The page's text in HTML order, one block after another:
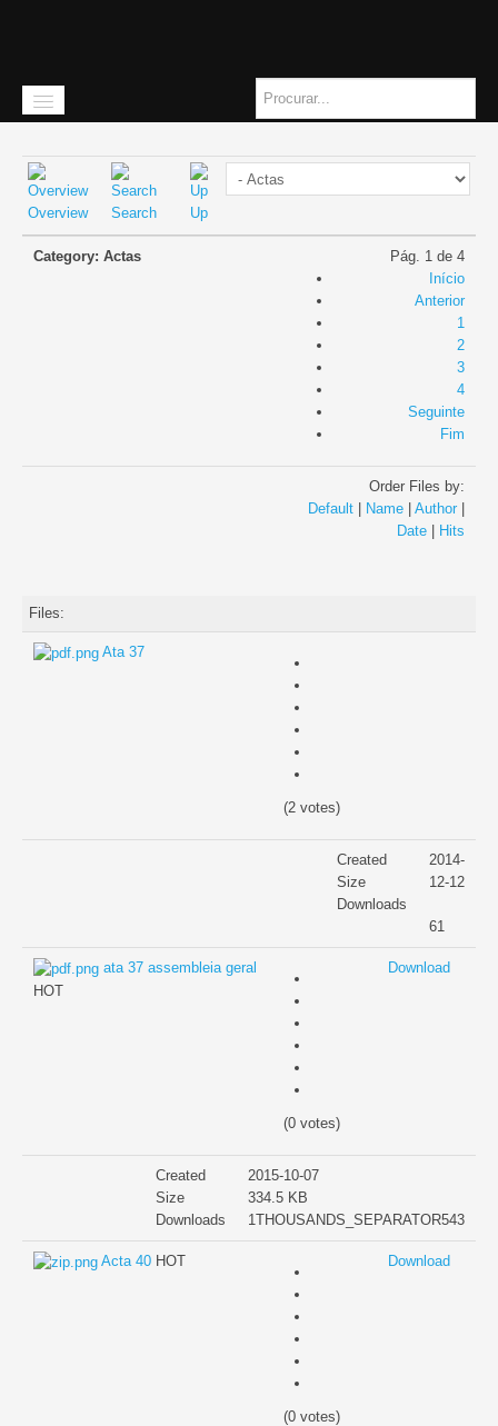
Início
A instituição
Respostas Sociais
Saúde
Unidade de Fisioterapia e Reabilitação
PESSOAS-FSE+-005335
PESSOAS-FSE+-023613
Overview Search Up
Category: Actas
Pág. 1 de 4
Início
Anterior
1
2
3
4
Seguinte
Fim
Order Files by:
Default
Name Author
Date
Hits
Files:
Ata 37
(2 votes)
Created
Size
Downloads
2014-
12-12
61
ata 37 assembleia geral
HOT
(0 votes)
Download
Created
Size
Downloads
2015-10-07
334.5 KB
1THOUSANDS_SEPARATOR543
Acta 40 HOT
(0 votes)
Download